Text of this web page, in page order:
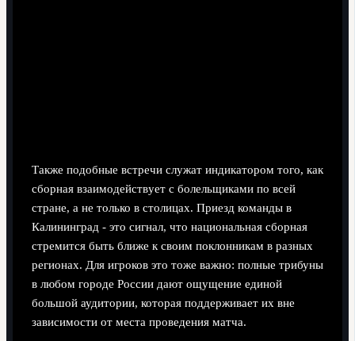
Также подобные встречи служат индикатором того, как
сборная взаимодействует с болельщиками по всей
стране, а не только в столицах. Приезд команды в
Калининград - это сигнал, что национальная сборная
стремится быть ближе к своим поклонникам в разных
регионах. Для игроков это тоже важно: полные трибуны
в любом городе России дают ощущение единой
большой аудитории, которая поддерживает их вне
зависимости от места проведения матча.